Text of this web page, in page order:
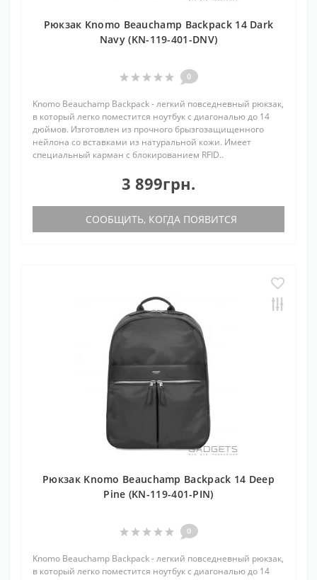
Рюкзак Knomo Beauchamp Backpack 14 Dark
Navy (KN-119-401-DNV)
0
Knomo Beauchamp Backpack - легкий повседневный рюкзак,
в который легко поместится ноутбук с диагональю до 14
дюймов. Изготовлен из прочного брызгозащищенного
нейлона со вставками из натуральной кожи. Имеет
специальный карман с блокированием RFID..
3 899грн.
СООБЩИТЬ, КОГДА ПОЯВИТСЯ
Рюкзак Knomo Beauchamp Backpack 14 Deep
Pine (KN-119-401-PIN)
0
Knomo Beauchamp Backpack - легкий повседневный рюкзак,
в который легко поместится ноутбук с диагональю до 14